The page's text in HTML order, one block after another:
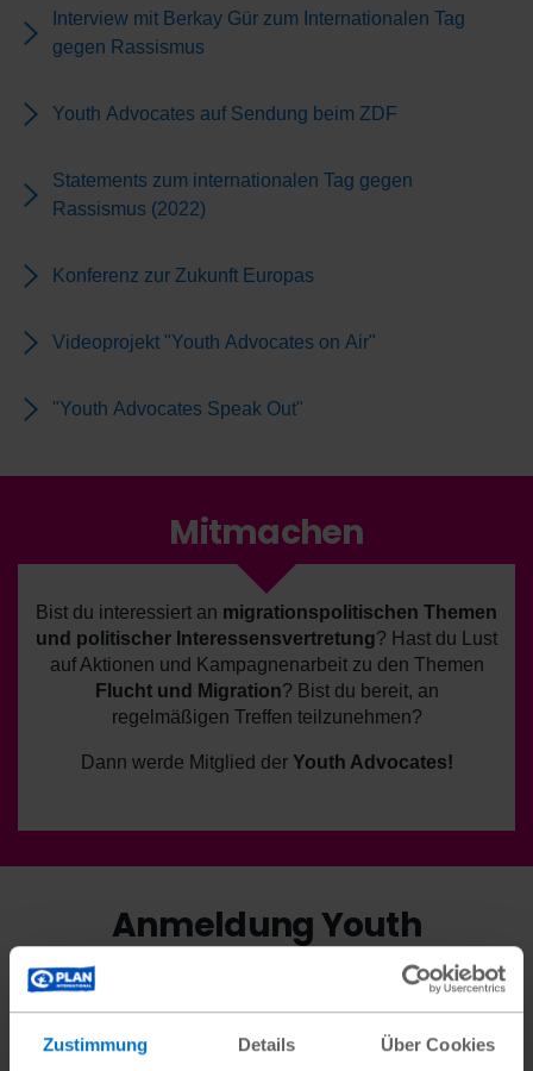
Zustimmung Details Über Cookies
Interview mit Berkay Gür zum Internationalen Tag
gegen Rassismus
Youth Advocates auf Sendung beim ZDF
Statements zum internationalen Tag gegen
Rassismus (2022)
Konferenz zur Zukunft Europas
Videoprojekt "Youth Advocates on Air"
"Youth Advocates Speak Out"
Mitmachen
Bist du interessiert an migrationspolitischen Themen
und politischer Interessensvertretung? Hast du Lust
auf Aktionen und Kampagnenarbeit zu den Themen
Flucht und Migration? Bist du bereit, an
regelmäßigen Treffen teilzunehmen?
Dann werde Mitglied der Youth Advocates!
Anmeldung Youth